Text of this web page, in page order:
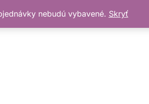
nebudú vybavené. Skryť